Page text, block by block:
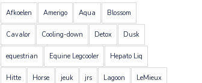
Afkoelen Amerigo Aqua Blossom
Cavalor Cooling-down Detox Dusk
equestrian Equine Legcooler Hepato Liq
Hitte Horse jeuk jrs Lagoon LeMieux